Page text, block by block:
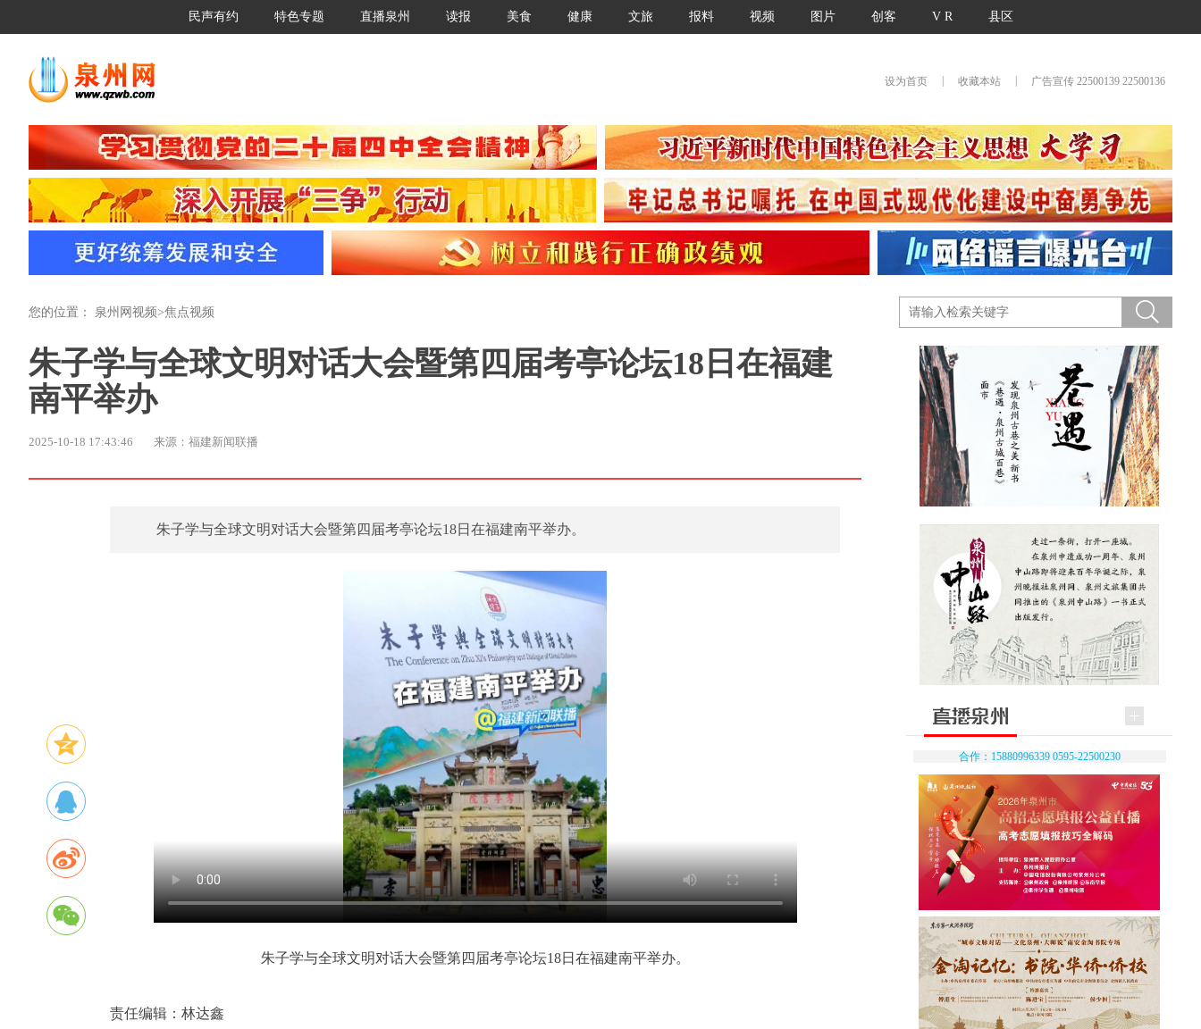
民声有约 特色专题 直播泉州 读报 美食 健康 文旅 报料 视频 图片 创客 V R 县区
设为首页 收藏本站 广告宣传 22500139 22500136
您的位置： 泉州网视频>焦点视频
朱子学与全球文明对话大会暨第四届考亭论坛18日在福建
南平举办
2025-10-18 17:43:46 来源：福建新闻联播
朱子学与全球文明对话大会暨第四届考亭论坛18日在福建南平举办。
朱子学与全球文明对话大会暨第四届考亭论坛18日在福建南平举办。
责任编辑： 林达鑫
合作：15880996339 0595-22500230